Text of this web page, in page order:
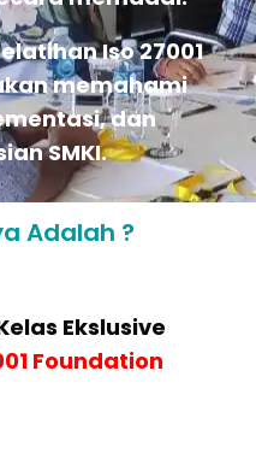
Iso 27001
memahami
dan
SMKI.
Adalah ?
Ekslusive
Foundation